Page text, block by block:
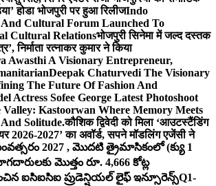
होडा भोजपुरी पर हुआ रिलीजIndo
Cultural Forum Launched To
Cultural Relationsभोजपुरी सिनेमा में जल्द दस्तक
निर्माता रत्नाकर कुमार ने किया
Awasthi A Visionary Entrepreneur,
Deepak Chaturvedi The Visionary
The Future Of Fashion And
Actress Sofee George Latest Photoshoot
Valley: Kastoorwan Where Memory Meets
Solitude.कौशिक द्विवेदी को मिला ‘आउटस्टैंडिंग
2026-2027’ का अवॉर्ड, सपने मॉडलिंग एजेंसी ने
2027 , మొదటి త్రైమాసికంలో (క్యు 1
మొత్తం రూ. 4,666 కోట్ల
ఐసిఐసిఐ ప్రుడెన్షియల్ లైఫ్ ఇన్సూరెన్స్Q1-